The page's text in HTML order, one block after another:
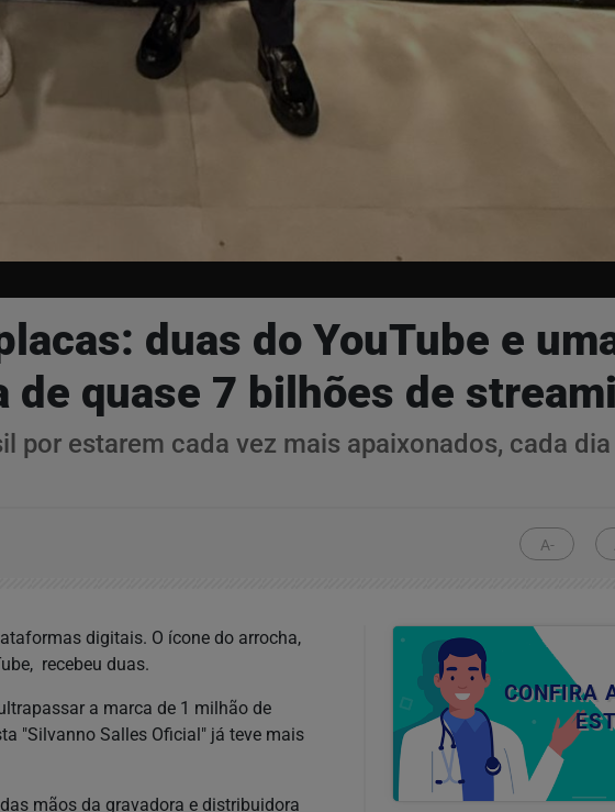
duas do YouTube e
de quase 7 bilhões de
por estarem cada vez mais apaixonados, cada
A-
digitais. O ícone do arrocha,
recebeu duas.
a marca de 1 milhão de
"Silvanno Salles Oficial" já teve mais
mãos da gravadora e distribuidora
CONFIRA